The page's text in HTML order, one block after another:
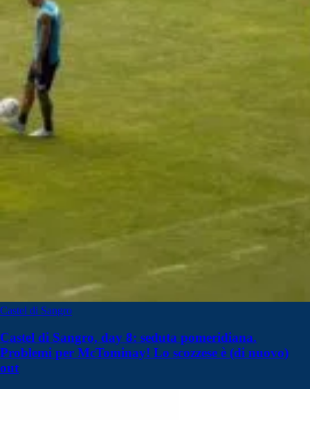
Castel di Sangro
Castel di Sangro, day 8: seduta pomeridiana.
Problemi per McTominay! Lo scozzese è (di nuovo)
out